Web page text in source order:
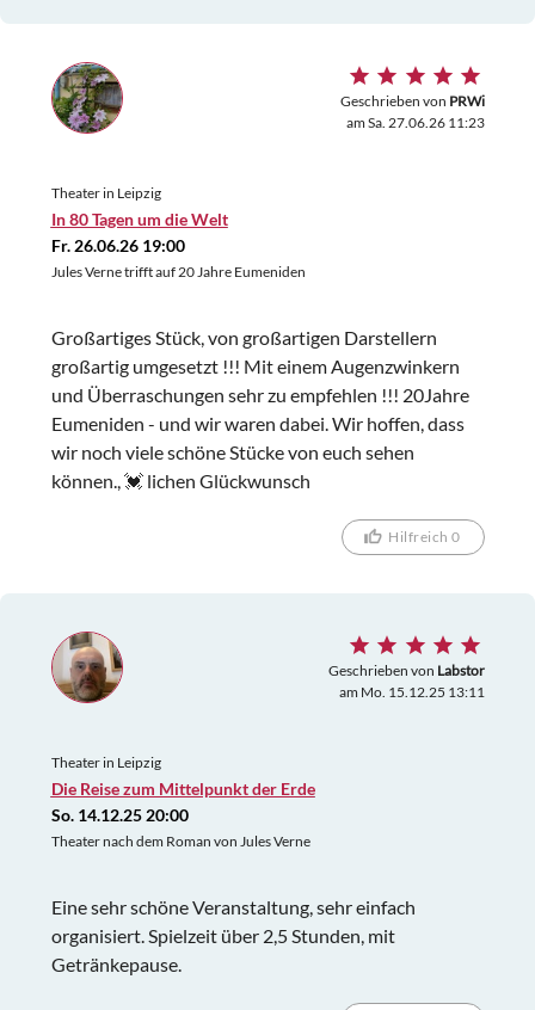
Geschrieben von PRWi
am Sa. 27.06.26 11:23
Theater in Leipzig
In 80 Tagen um die Welt
Fr. 26.06.26 19:00
Jules Verne trifft auf 20 Jahre Eumeniden
Großartiges Stück, von großartigen Darstellern
großartig umgesetzt !!! Mit einem Augenzwinkern
und Überraschungen sehr zu empfehlen !!! 20Jahre
Eumeniden - und wir waren dabei. Wir hoffen, dass
wir noch viele schöne Stücke von euch sehen
können., 💓 lichen Glückwunsch
Hilfreich 0
Geschrieben von Labstor
am Mo. 15.12.25 13:11
Theater in Leipzig
Die Reise zum Mittelpunkt der Erde
So. 14.12.25 20:00
Theater nach dem Roman von Jules Verne
Eine sehr schöne Veranstaltung, sehr einfach
organisiert. Spielzeit über 2,5 Stunden, mit
Getränkepause.